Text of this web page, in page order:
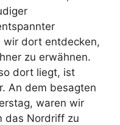
wir dort entdecken,
zu erwähnen.
dort liegt, ist
An dem besagten
waren wir
das Nordriff zu